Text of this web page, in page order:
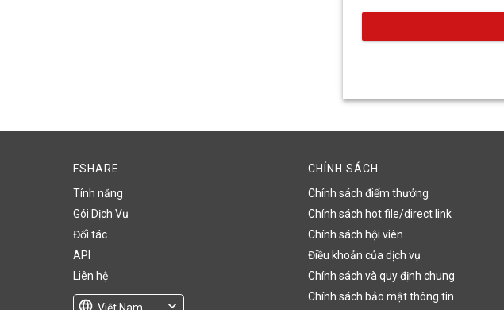
FSHARE
Tính năng
Gói Dịch Vụ
Đối tác
API
Liên hệ
language Việt Nam expand_more
CHÍNH SÁCH
Chính sách điểm thưởng
Chính sách hot file/direct link
Chính sách hội viên
Điều khoản của dịch vụ
Chính sách và quy định chung
Chính sách bảo mật thông tin